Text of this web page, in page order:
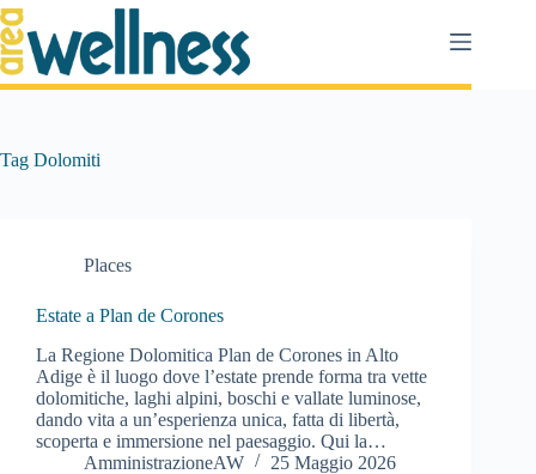
Salta
al
contenuto
Tag Dolomiti
Places
Estate a Plan de Corones
La Regione Dolomitica Plan de Corones in Alto
Adige è il luogo dove l’estate prende forma tra vette
dolomitiche, laghi alpini, boschi e vallate luminose,
dando vita a un’esperienza unica, fatta di libertà,
scoperta e immersione nel paesaggio. Qui la…
AmministrazioneAW
25 Maggio 2026